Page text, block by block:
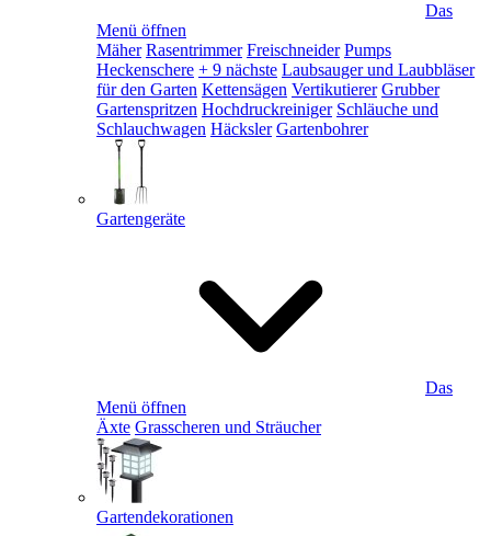
Das
Menü öffnen
Mäher Rasentrimmer Freischneider Pumps
Heckenschere + 9 nächste Laubsauger und Laubbläser
für den Garten Kettensägen Vertikutierer Grubber
Gartenspritzen Hochdruckreiniger Schläuche und
Schlauchwagen Häcksler Gartenbohrer
Gartengeräte
Das
Menü öffnen
Äxte Grasscheren und Sträucher
Gartendekorationen